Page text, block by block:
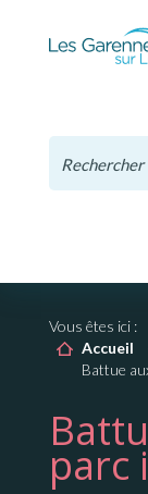
Vous êtes ici :
Accueil
Battue
parc